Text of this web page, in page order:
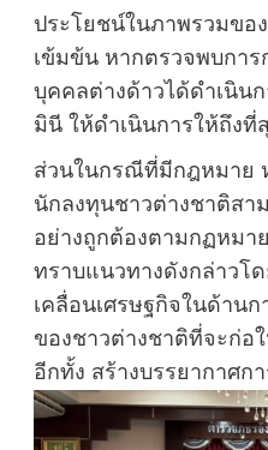
ประโยชน์ในภาพรวมขอ
เข้มข้น หากตรวจพบการ
บุคคลต่างด้าวได้ดำเนิน
มินี ให้ดำเนินการให้ถึง
ส่วนในกรณีที่มีกฎหมาย
นักลงทุนชาวต่างชาติสา
อย่างถูกต้องตามกฏหมา
ทราบแนวทางดังกล่าวโ
เคลื่อนเศรษฐกิจในด้าน
ของชาวต่างชาติที่จะก่อ
อีกทั้ง สร้างบรรยากาศก